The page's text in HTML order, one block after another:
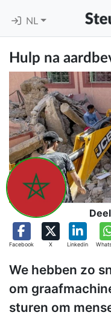
NL
Hulp na
Facebook X Linkedin
We hebben zo
om
sturen om